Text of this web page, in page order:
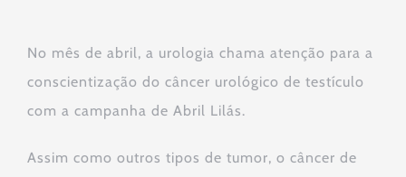
No mês de abril, a urologia chama atenção para a
conscientização do câncer urológico de testículo
com a campanha de Abril Lilás.
Assim como outros tipos de tumor, o câncer de